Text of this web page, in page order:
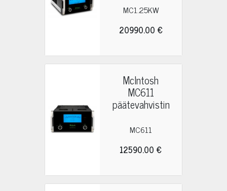
MC1.25KW
20990.00 €
McIntosh
MC611
päätevahvistin
MC611
12590.00 €